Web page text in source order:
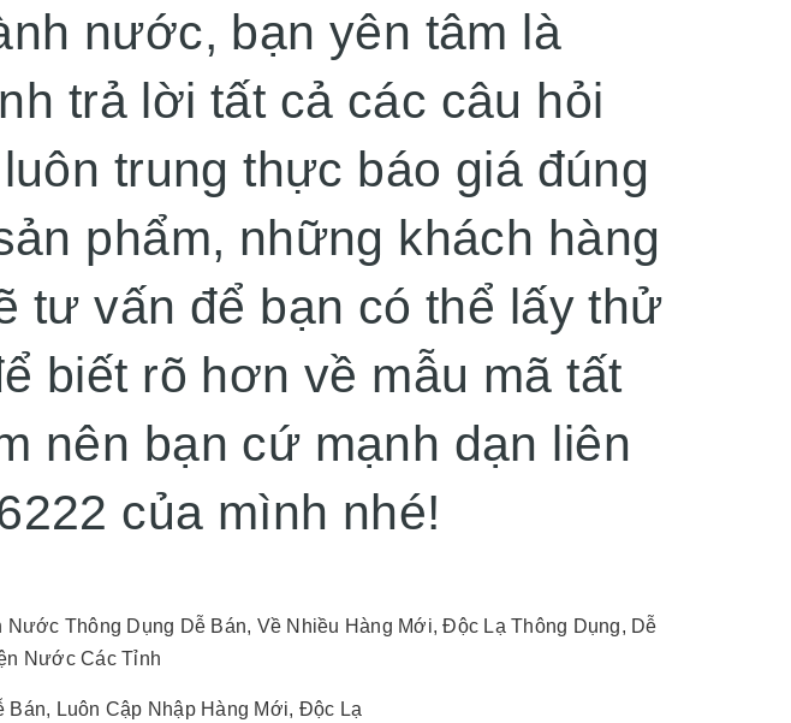
nước, bạn yên tâm là
trả lời tất cả các câu hỏi
trung thực báo giá đúng
phẩm, những khách hàng
tư vấn để bạn có thể lấy thử
biết rõ hơn về mẫu mã tất
nên bạn cứ mạnh dạn liên
của mình nhé!
Thông Dụng Dễ Bán, Về Nhiều Hàng Mới, Độc Lạ Thông Dụng, Dễ
Nước Các Tỉnh
Luôn Cập Nhập Hàng Mới, Độc Lạ